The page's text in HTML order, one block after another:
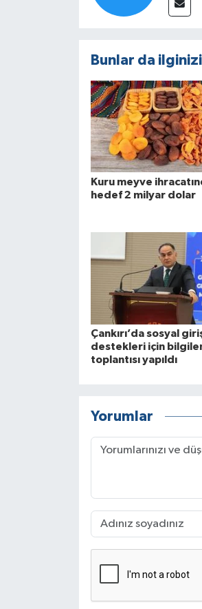
Bunlar da
Kuru meyve
hedef 2 milyar dolar
Çankırı’da sosyal
destekleri için
toplantısı yapıldı
Yorumlar